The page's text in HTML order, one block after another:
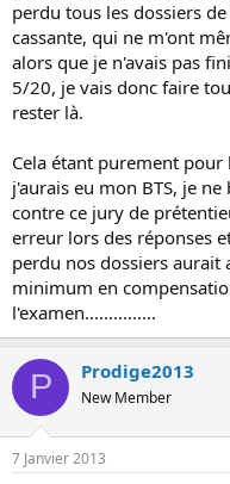
perdu tous les dossiers
cassante, qui ne m'ont
alors que je n'avais pas
5/20, je vais donc faire
rester là.
Cela étant purement
j'aurais eu mon BTS, je
contre ce jury de
erreur lors des réponses
perdu nos dossiers
minimum en
l'examen...............
P Prodige2013
New Member
7 Janvier 2013